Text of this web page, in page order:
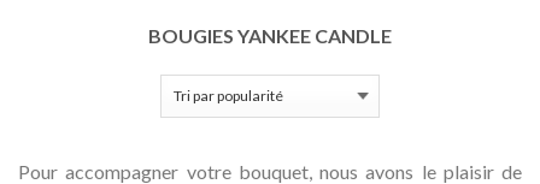
BOUGIES YANKEE CANDLE
Pour accompagner votre bouquet, nous avons le plaisir de